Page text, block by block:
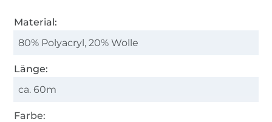
Material:
80% Polyacryl, 20% Wolle
Länge:
ca. 60m
Farbe: